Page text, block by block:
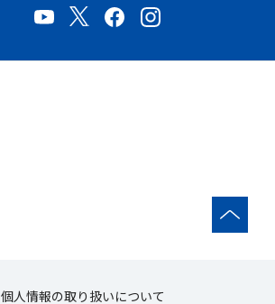
個人情報の取り扱いについて